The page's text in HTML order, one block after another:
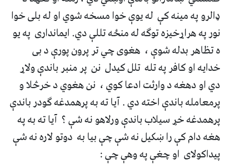
ډالرو په مینه کې له یوې خوا مسخه شوي او له بلی خوا
نور په هراړخیزه توګه له منځه تللې دي. ایمانداری په یو
ه تظاهر بدله شوې ، هغوی چي تر پرون پورې د بی
خدایه او کافر په تله تلل کیدل نن پر منبر باندې ولاړ
دي او دهغه د وارثت ادعا کوي ، نن هغوي د خرڅلا و
پرمعامله باندې اخته دي . آیا ته به پرهمدغه ګودر باندې
پرهمدغه خړ سیلاب باندې ورلاهو نه شې ؟ آیا ته به په
هغه دام کې را ښکیل نه شې چې بیا به دوتو لاره نه شې
پیداکولای او چغې په وهې چې :